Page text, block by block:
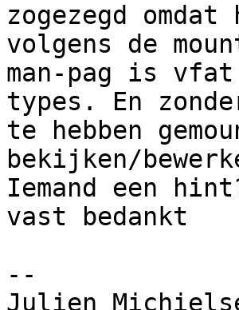
zogezegd
volgens de
man-pag is
types. En
te hebben
bekijken/
Iemand een
vast bedankt
--
Julien